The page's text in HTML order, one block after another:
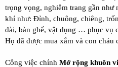
trọng vọng, nghiêm trang gần như
khí như: Đỉnh, chuông, chiêng,
đài, bàn ghế, vật dụng … phục vụ
Họ đã được mua xắm và con cháu
Công việc chính Mở rộng khuôn